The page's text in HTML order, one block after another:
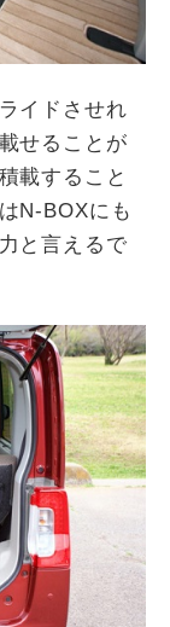
イドさせれ
せることが
載すること
N-BOXにも
と言えるで